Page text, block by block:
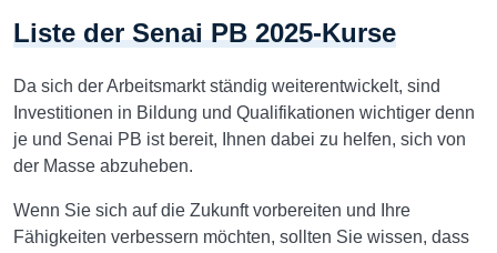
Liste der Senai PB 2025-Kurse
Da sich der Arbeitsmarkt ständig weiterentwickelt, sind
Investitionen in Bildung und Qualifikationen wichtiger denn
je und Senai PB ist bereit, Ihnen dabei zu helfen, sich von
der Masse abzuheben.
Wenn Sie sich auf die Zukunft vorbereiten und Ihre
Fähigkeiten verbessern möchten, sollten Sie wissen, dass